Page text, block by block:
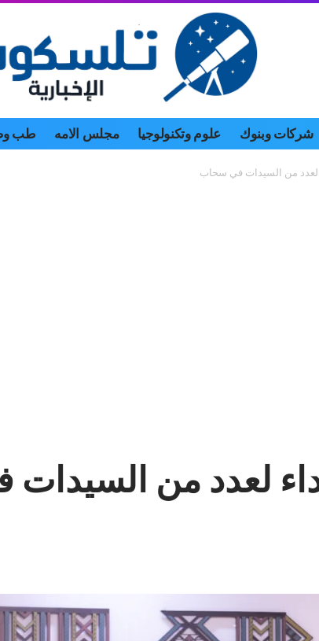
شركات وبنوك علوم وتكنولوجيا مجلس الامه طب
لعدد من السيدات في سحاب
لعدد من